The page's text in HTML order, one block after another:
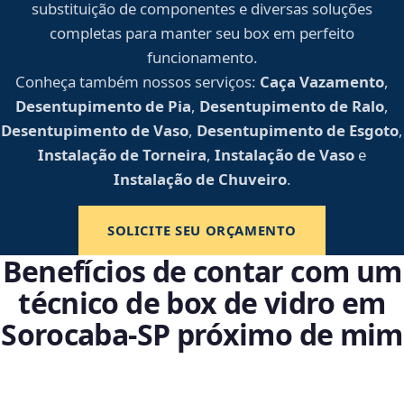
substituição de componentes e diversas soluções
completas para manter seu box em perfeito
funcionamento.
Conheça também nossos serviços: Caça Vazamento,
Desentupimento de Pia, Desentupimento de Ralo,
Desentupimento de Vaso, Desentupimento de Esgoto,
Instalação de Torneira, Instalação de Vaso e
Instalação de Chuveiro.
SOLICITE SEU ORÇAMENTO
Benefícios de contar com um
técnico de box de vidro em
Sorocaba‑SP próximo de mim